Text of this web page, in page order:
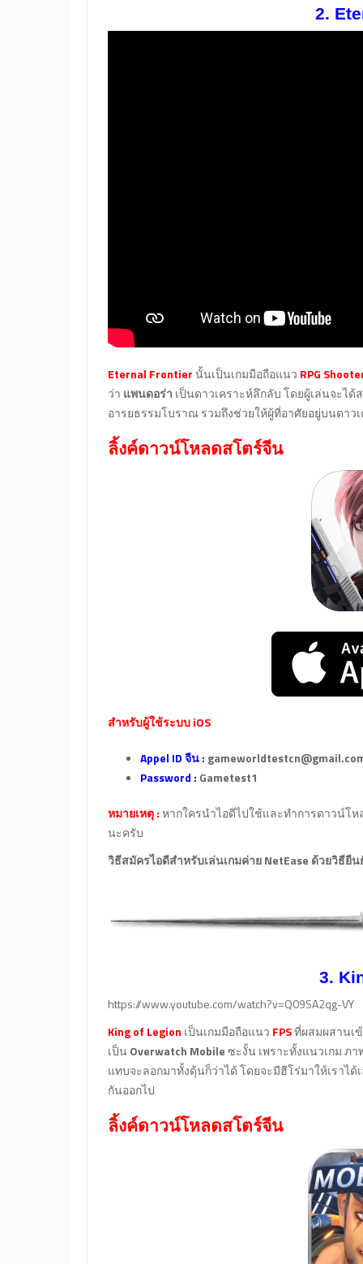
2.
Eternal Frontierนั้นเป็นเกมมือถือแนว RPG
ว่า แพนดอร่า เป็นดาวเคราะห์ลึกลับ โดยผู้เล่นจะไ
อารยธรรมโบราณ รวมถึงช่วยให้ผู้ที่อาศัยอยู่บนดา
ลิ้งค์ดาวน์โหลดสโตร์จีน
สำหรับผู้ใช้ระบบ iOS
Appel ID จีน :
Password : Gametest1
หมายเหตุ :หากใครนำไอดีไปใช้และทำการดาวน์โ
นะครับ
วิธีสมัครไอดีสำหรับเล่นเกมค่าย NetEase ด้วยวิธียื
3.
https://www.youtube.com/watch?v=Q09SA2qg-VY
King of Legion เป็นเกมมือถือแนว FPSที่ผสมผสานเ
เป็น Overwatch Mobileซะงั้น เพราะทั้งแนวเกม ภ
แทบจะลอกมาทั้งดุ้นก็ว่าได้ โดยจะมีฮีโร่มาให้เราไ
กันออกไป
ลิ้งค์ดาวน์โหลดสโตร์จีน